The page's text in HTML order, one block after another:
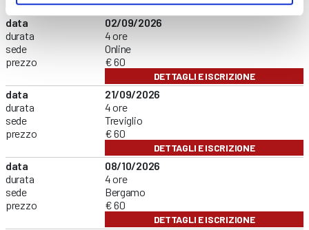
data
durata
sede
prezzo
02/09/2026
4 ore
Online
€ 60
DETTAGLI E ISCRIZIONE
data
durata
sede
prezzo
21/09/2026
4 ore
Treviglio
€ 60
DETTAGLI E ISCRIZIONE
data
durata
sede
prezzo
08/10/2026
4 ore
Bergamo
€ 60
DETTAGLI E ISCRIZIONE